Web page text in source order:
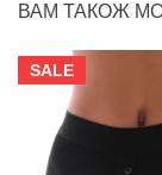
ВАМ ТАКОЖ
SALE